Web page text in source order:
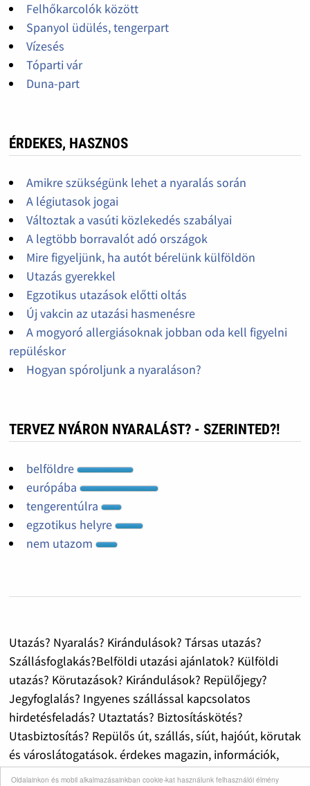
Oldalainkon és mobil alkalmazásainkban cookie-kat használunk felhasználói élmény
Felhőkarcolók között
Spanyol üdülés, tengerpart
Vízesés
Tóparti vár
Duna-part
ÉRDEKES, HASZNOS
Amikre szükségünk lehet a nyaralás során
A légiutasok jogai
Változtak a vasúti közlekedés szabályai
A legtöbb borravalót adó országok
Mire figyeljünk, ha autót bérelünk külföldön
Utazás gyerekkel
Egzotikus utazások előtti oltás
Új vakcin az utazási hasmenésre
A mogyoró allergiásoknak jobban oda kell figyelni
repüléskor
Hogyan spóroljunk a nyaraláson?
TERVEZ NYÁRON NYARALÁST? - SZERINTED?!
belföldre
európába
tengerentúlra
egzotikus helyre
nem utazom
Utazás? Nyaralás? Kirándulások? Társas utazás?
Szállásfoglakás?Belföldi utazási ajánlatok? Külföldi
utazás? Körutazások? Kirándulások? Repülőjegy?
Jegyfoglalás? Ingyenes szállással kapcsolatos
hirdetésfeladás? Utaztatás? Biztosításkötés?
Utasbiztosítás? Repülős út, szállás, síút, hajóút, körutak
és városlátogatások. érdekes magazin, információk,
érdekességek, utazási tanácsok! Ingyenes hirdetés